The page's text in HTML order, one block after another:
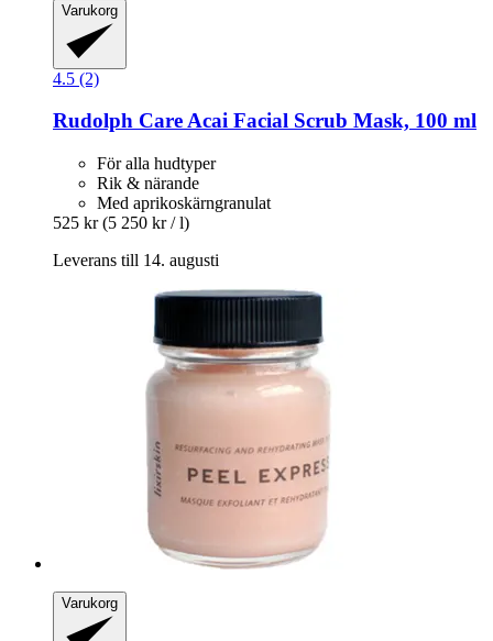
Varukorg
4.5 (2)
Rudolph CareAcai Facial Scrub Mask, 100 ml
För alla hudtyper
Rik & närande
Med aprikoskärngranulat
525 kr (5 250 kr / l)
Leverans till 14. augusti
Varukorg